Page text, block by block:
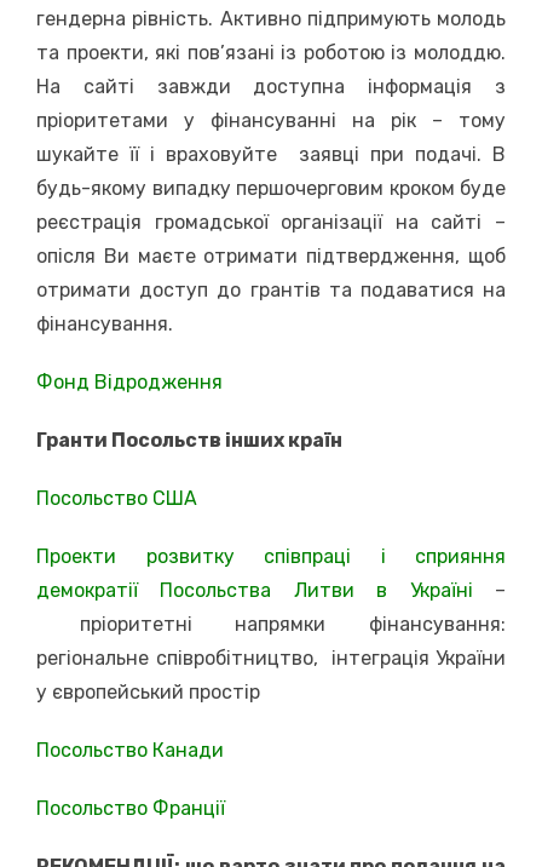
гендерна рівність. Активно підпримують молодь
та проекти, які пов’язані із роботою із молоддю.
На сайті завжди доступна інформація з
пріоритетами у фінансуванні на рік – тому
шукайте її і враховуйте заявці при подачі. В
будь-якому випадку першочерговим кроком буде
реєстрація громадської організації на сайті –
опісля Ви маєте отримати підтвердження, щоб
отримати доступ до грантів та подаватися на
фінансування.
Фонд Відродження
Гранти Посольств інших країн
Посольство США
Проекти розвитку співпраці i сприяння
демократії Посольства Литви в Україні –
пріоритетні напрямки фінансування:
регіональне співробітництво, інтеграція України
у європейський простір
Посольство Канади
Посольство Франції